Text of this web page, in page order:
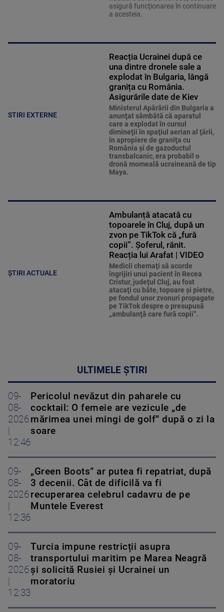
asigură funcţionarea în continuare
a acesteia.
STIRI EXTERNE
Reacția Ucrainei după ce
una dintre dronele sale a
explodat în Bulgaria, lângă
granița cu România.
Asigurările date de Kiev
Ministerul Apărării din Bulgaria a
anunţat sâmbătă că aparatul
care a explodat în cursul
dimineţii în spaţiul aerian al ţării,
în apropiere de graniţa cu
România şi de gazoductul
transbalcanic, era probabil o
dronă momeală ucraineană de tip
Maya.
ȘTIRI ACTUALE
Ambulanță atacată cu
topoarele în Cluj, după un
zvon pe TikTok că „fură
copii”. Șoferul, rănit.
Reacția lui Arafat | VIDEO
Medicii chemaţi să acorde
îngrijiri unui pacient în Recea
Cristur, judeţul Cluj, au fost
atacaţi cu bâte, topoare şi pietre,
pe fondul unor zvonuri propagate
pe TikTok despre o presupusă
„ambulanţă care fură copii”.
ULTIMELE ȘTIRI
09-
08-
2026
12:46
Pericolul nevăzut din paharele cu
cocktail: O femeie are vezicule „de
mărimea unei mingi de golf” după o zi la
soare
09-
08-
2026
12:36
„Green Boots” ar putea fi repatriat, după
3 decenii. Cât de dificilă va fi
recuperarea celebrul cadavru de pe
Muntele Everest
09-
08-
2026
12:33
Turcia impune restricții asupra
transportului maritim pe Marea Neagră
și solicită Rusiei și Ucrainei un
moratoriu